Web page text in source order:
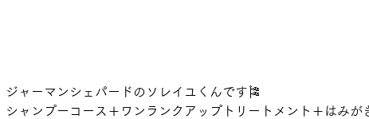
ジャーマンシェパードのソレイユくんです🎏
シャンプーコース＋ワンランクアップトリートメント＋はみが